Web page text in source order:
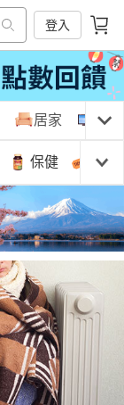
登入
民生用品
親子玩具
情趣用品
居家 3C
化妝保養
3C家電
保健 售票
日本住宿 日本上網